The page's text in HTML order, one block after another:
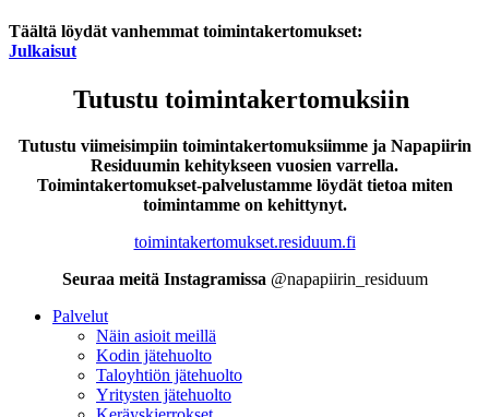
Täältä löydät vanhemmat toimintakertomukset:
Julkaisut
Tutustu toimintakertomuksiin
Tutustu viimeisimpiin toimintakertomuksiimme ja Napapiirin
Residuumin kehitykseen vuosien varrella.
Toimintakertomukset-palvelustamme löydät tietoa miten
toimintamme on kehittynyt.
toimintakertomukset.residuum.fi
Seuraa meitä Instagramissa @napapiirin_residuum
Palvelut
Näin asioit meillä
Kodin jätehuolto
Taloyhtiön jätehuolto
Yritysten jätehuolto